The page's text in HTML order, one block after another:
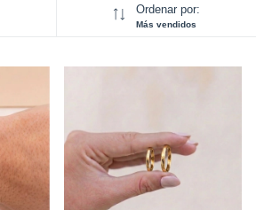
Ordenar por:
Más vendidos